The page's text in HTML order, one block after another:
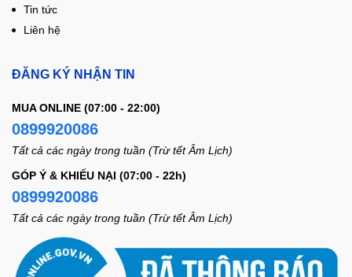
Tin tức
Liên hệ
ĐĂNG KÝ NHẬN TIN
MUA ONLINE (07:00 - 22:00)
0899920086
Tất cả các ngày trong tuần (Trừ tết Âm Lịch)
GÓP Ý & KHIẾU NẠI (07:00 - 22h)
0899920086
Tất cả các ngày trong tuần (Trừ tết Âm Lịch)